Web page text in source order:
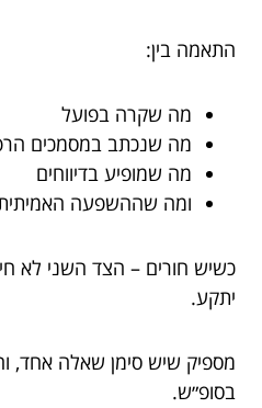
התאמה בין:
מה שקרה בפועל
מה שנכתב במסמכים
מה שמופיע בדיווחים
ומה שההשפעה
כשיש חורים – הצד השני לא
יתקע.
מספיק שיש סימן שאלה אחד,
בסופ״ש.